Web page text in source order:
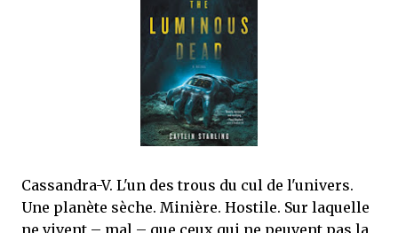
que Thomas connaissait et appréciait Olivier. Marlowe découvre une ville qu’il
ne connaissait pas, habitée par la méfiance, la peur et le rigorisme de la Ligue,
une ville pleine de mystères et de vieilles rancœurs. La Dame d...
Cassandra-V. L'un des trous du cul de l'univers.
Une planète sèche. Minière. Hostile. Sur laquelle